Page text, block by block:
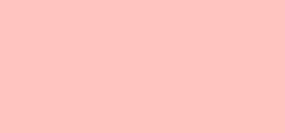
globalt
och oljepriskollaps är två av de riktigt